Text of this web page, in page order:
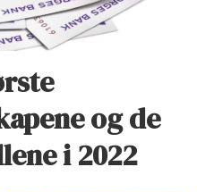
og de
i 2022